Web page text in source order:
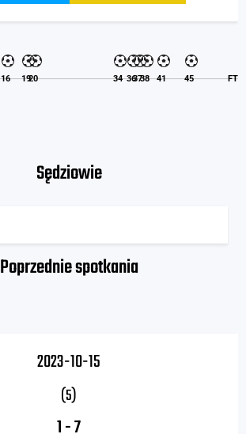
16 1920 34 363738 41 45 FT
Sędziowie
Poprzednie spotkania
2023-10-15
(5)
1-7